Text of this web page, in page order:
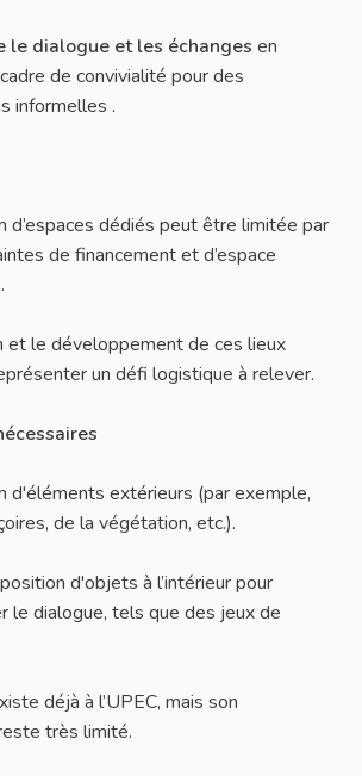
le dialogue et les échanges en
de convivialité pour des
informelles .
d’espaces dédiés peut être limitée par
de financement et d’espace
et le développement de ces lieux
un défi logistique à relever.
d'éléments extérieurs (par exemple,
de la végétation, etc.).
d'objets à l’intérieur pour
le dialogue, tels que des jeux de
déjà à l’UPEC, mais son
très limité.